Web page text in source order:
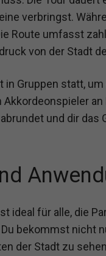
verbringst.
Route umfasst
von der Stadt
in Gruppen statt,
Akkordeonspieler
und dir das
ideal für alle, die
bekommst nicht
der Stadt zu